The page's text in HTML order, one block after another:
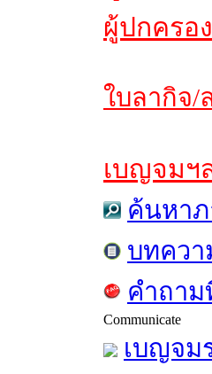
ผู้ปกครอ
ใบลากิจ/
เบญจมฯ
ค้นหาภ
บทควา
คำถา
Communicate
เบญจม